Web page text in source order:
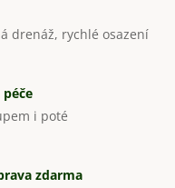
drenáž, rychlé osazení
i poté
zdarma